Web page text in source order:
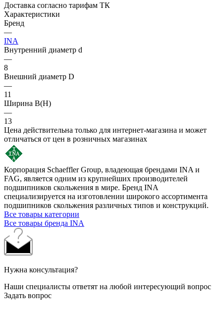
Доставка согласно тарифам ТК
Характеристики
Бренд
—
INA
Внутренний диаметр d
—
8
Внешний диаметр D
—
11
Ширина B(H)
—
13
Цена действительна только для интернет-магазина и может
отличаться от цен в розничных магазинах
Корпорация Schaeffler Group, владеющая брендами INA и
FAG, является одним из крупнейших производителей
подшипников скольжения в мире. Бренд INA
специализируется на изготовлении широкого ассортимента
подшипников скольжения различных типов и конструкций.
Все товары категории
Все товары бренда INA
Нужна консультация?
Наши специалисты ответят на любой интересующий вопрос
Задать вопрос